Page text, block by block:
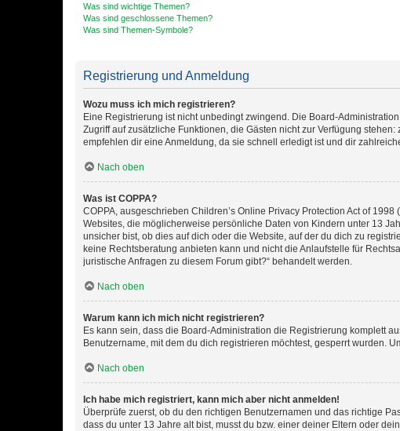
Was sind wichtige Themen?
Was sind geschlossene Themen?
Was sind Themen-Symbole?
Registrierung und Anmeldung
Wozu muss ich mich registrieren?
Eine Registrierung ist nicht unbedingt zwingend. Die Board-
Zugriff auf zusätzliche Funktionen, die Gästen nicht zur Verfügung
empfehlen dir eine Anmeldung, da sie schnell erledigt ist und dir
Nach oben
Was ist COPPA?
COPPA, ausgeschrieben Children’s Online Privacy Protection Act of
Websites, die möglicherweise persönliche Daten von Kindern unter 13
unsicher bist, ob dies auf dich oder die Website, auf der du dich zu
keine Rechtsberatung anbieten kann und nicht die Anlaufstelle für
juristische Anfragen zu diesem Forum gibt?“ behandelt werden.
Nach oben
Warum kann ich mich nicht registrieren?
Es kann sein, dass die Board-Administration die Registrierung komplett
Benutzername, mit dem du dich registrieren möchtest, gesperrt wurden.
Nach oben
Ich habe mich registriert, kann mich aber nicht anmelden!
Überprüfe zuerst, ob du den richtigen Benutzernamen und das richtige
dass du unter 13 Jahre alt bist, musst du bzw. einer deiner Eltern oder